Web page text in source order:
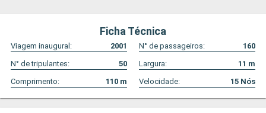
Ficha Técnica
Viagem inaugural: 2001 N° de passageiros:
160
N° de tripulantes:
50 Largura: 11 m
Comprimento:
110 m Velocidade: 15 Nós